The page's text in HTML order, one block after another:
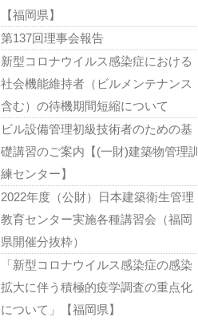
【福岡県】
第137回理事会報告
新型コロナウイルス感染症における
社会機能維持者（ビルメンテナンス
含む）の待機期間短縮について
ビル設備管理初級技術者のための基
礎講習のご案内【(一財)建築物管理訓
練センター】
2022年度（公財）日本建築衛生管理
教育センター実施各種講習会（福岡
県開催分抜粋）
「新型コロナウイルス感染症の感染
拡大に伴う積極的疫学調査の重点化
について」【福岡県】